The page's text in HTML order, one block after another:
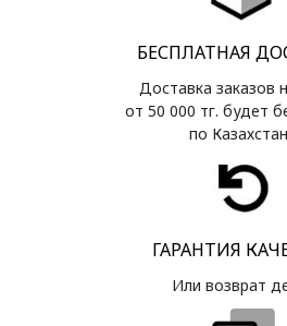
БЕСПЛАТНАЯ
Доставка заказов
от 50 000 тг. будет
по
ГАРАНТИЯ
Или возврат